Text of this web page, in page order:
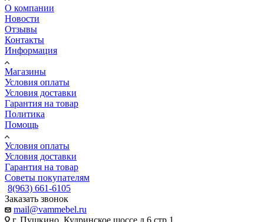
О компании
Новости
Отзывы
Контакты
Информация
Магазины
Условия оплаты
Условия доставки
Гарантия на товар
Политика
Помощь
Условия оплаты
Условия доставки
Гарантия на товар
Советы покупателям
8(963) 661-6105
Заказать звонок
mail@vammebel.ru
г. Пушкино, Кудринское шоссе д.6 стр.1